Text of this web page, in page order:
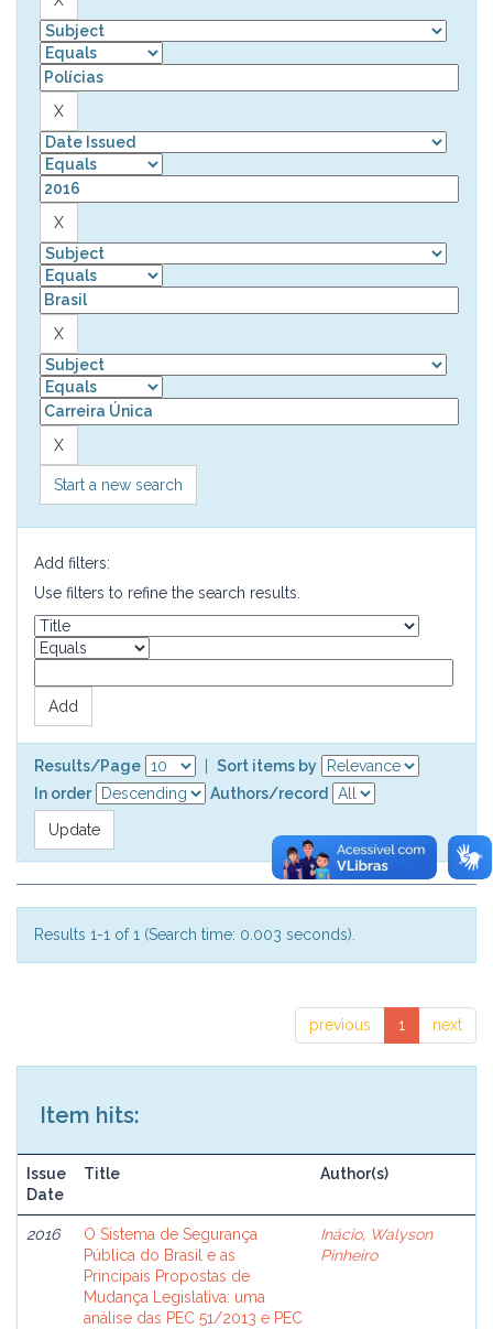
Start a new search
Add filters:
Use filters to refine the search results.
Results/Page
Sort items by
In order
Authors/record
Results 1-1 of 1 (Search time: 0.003 seconds).
previous 1 next
Item hits:
Issue
Date
Title Author(s)
2016
O Sistema de Segurança
Pública do Brasil e as
Principais Propostas de
Mudança Legislativa: uma
análise das PEC 51/2013 e PEC
Inácio, Walyson
Pinheiro